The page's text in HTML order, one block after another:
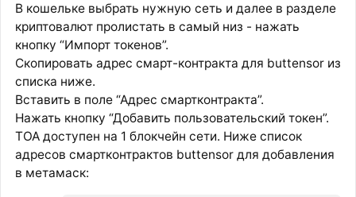
В кошельке выбрать нужную сеть и далее в разделе
криптовалют пролистать в самый низ - нажать
кнопку “Импорт токенов”.
Скопировать адрес смарт-контракта для buttensor из
списка ниже.
Вставить в поле “Адрес смартконтракта”.
Нажать кнопку “Добавить пользовательский токен”.
TOA доступен на 1 блокчейн сети. Ниже список
адресов смартконтрактов buttensor для добавления
в метамаск: